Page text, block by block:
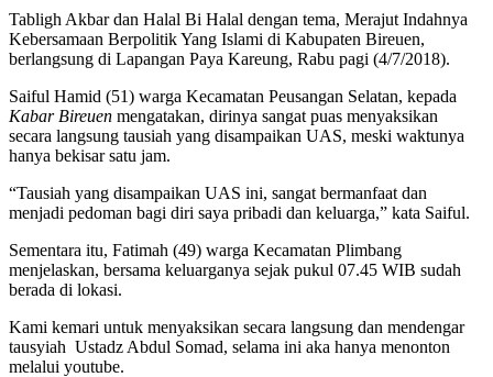
Tabligh Akbar dan Halal Bi Halal dengan tema, Merajut Indahnya
Kebersamaan Berpolitik Yang Islami di Kabupaten Bireuen,
berlangsung di Lapangan Paya Kareung, Rabu pagi (4/7/2018).
Saiful Hamid (51) warga Kecamatan Peusangan Selatan, kepada
Kabar Bireuen mengatakan, dirinya sangat puas menyaksikan
secara langsung tausiah yang disampaikan UAS, meski waktunya
hanya bekisar satu jam.
“Tausiah yang disampaikan UAS ini, sangat bermanfaat dan
menjadi pedoman bagi diri saya pribadi dan keluarga,” kata Saiful.
Sementara itu, Fatimah (49) warga Kecamatan Plimbang
menjelaskan, bersama keluarganya sejak pukul 07.45 WIB sudah
berada di lokasi.
Kami kemari untuk menyaksikan secara langsung dan mendengar
tausyiah Ustadz Abdul Somad, selama ini aka hanya menonton
melalui youtube.